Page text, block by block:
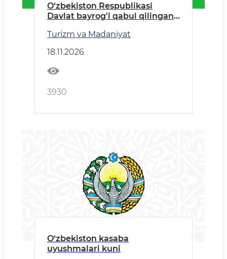
O‘zbekiston Respublikasi
Davlat bаyrog'i qabul qilingan
Turizm va Madaniyat
18.11.2026
3930
O‘zbekiston kasaba
uyushmalari kuni